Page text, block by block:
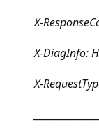
X-
X-DiagInfo:
X-